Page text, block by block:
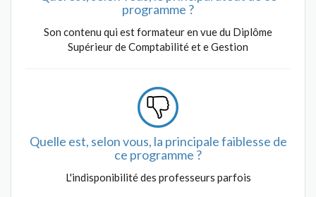
programme ?
Son contenu qui est formateur en vue du Diplôme
Supérieur de Comptabilité et e Gestion
Quelle est, selon vous, la principale faiblesse de
ce programme ?
L'indisponibilité des professeurs parfois